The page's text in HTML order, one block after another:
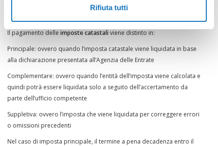
Rifiuta tutti
Il pagamento delle imposte catastali viene distinto in:
Principale: ovvero quando l’imposta catastale viene liquidata in base
alla dichiarazione presentata all’Agenzia delle Entrate
Complementare: ovvero quando l’entità dell’imposta viene calcolata e
quindi potrà essere liquidata solo a seguito dell’accertamento da
parte dell’ufficio competente
Suppletiva: ovvero l’imposta che viene liquidata per correggere errori
o omissioni precedenti
Nel caso di imposta principale, il termine a pena decadenza entro il